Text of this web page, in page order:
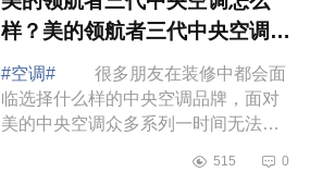
样？美的领航者三代中央空调的
优缺点
#空调#
很多朋友在装修中都会面
临选择什么样的中央空调品牌，面对
美的中央空调众多系列一时间无法选
介绍下美的领航者三代中央空调怎么
515 0